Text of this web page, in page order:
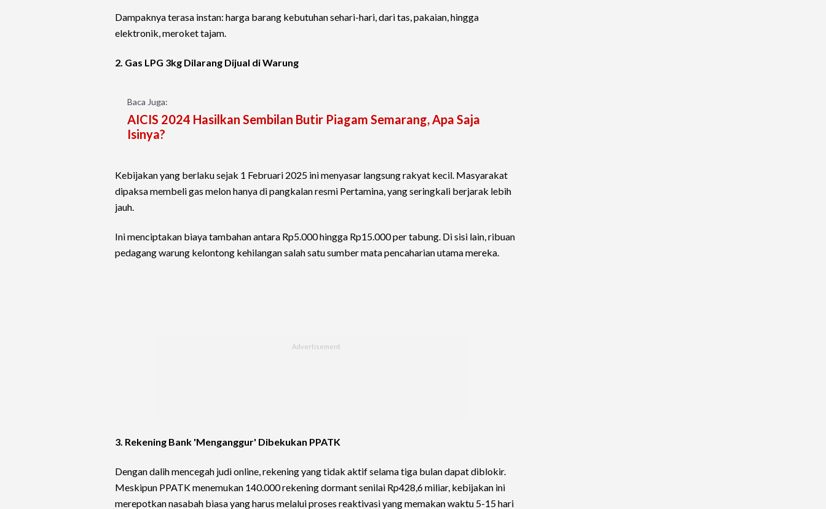
Dampaknya terasa instan: harga barang kebutuhan sehari-hari, dari tas, pakaian, hingga
elektronik, meroket tajam.
2. Gas LPG 3kg Dilarang Dijual di Warung
Baca Juga:
AICIS 2024 Hasilkan Sembilan Butir Piagam Semarang, Apa Saja
Isinya?
Kebijakan yang berlaku sejak 1 Februari 2025 ini menyasar langsung rakyat kecil. Masyarakat
dipaksa membeli gas melon hanya di pangkalan resmi Pertamina, yang seringkali berjarak lebih
jauh.
Ini menciptakan biaya tambahan antara Rp5.000 hingga Rp15.000 per tabung. Di sisi lain, ribuan
pedagang warung kelontong kehilangan salah satu sumber mata pencaharian utama mereka.
3. Rekening Bank 'Menganggur' Dibekukan PPATK
Dengan dalih mencegah judi online, rekening yang tidak aktif selama tiga bulan dapat diblokir.
Meskipun PPATK menemukan 140.000 rekening dormant senilai Rp428,6 miliar, kebijakan ini
merepotkan nasabah biasa yang harus melalui proses reaktivasi yang memakan waktu 5-15 hari